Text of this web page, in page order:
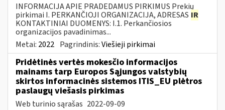
INFORMACIJA APIE PRADEDAMUS PIRKIMUS Prekių
pirkimai I. PERKANČIOJI ORGANIZACIJA, ADRESAS IR
KONTAKTINIAI DUOMENYS: I.1. Perkančiosios
organizacijos pavadinimas...
Metai: 2022 Pagrindinis:Viešieji pirkimai
Pridėtinės vertės mokesčio informacijos
mainams tarp Europos Sąjungos valstybių
skirtos informacinės sistemos ITIS_EU plėtros
paslaugų viešasis pirkimas
Web turinio sąrašas 2022-09-09